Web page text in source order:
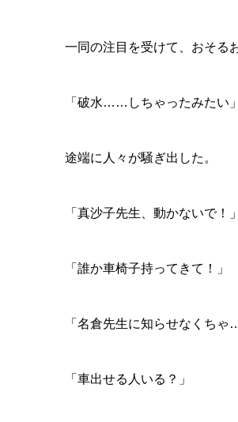
一同の注目を受けて、おそる
「破水……しちゃったみたい」
途端に人々が騒ぎ出した。
「真沙子先生、動かないで！」
「誰か車椅子持ってきて！」
「名倉先生に知らせなくちゃ
「車出せる人いる？」